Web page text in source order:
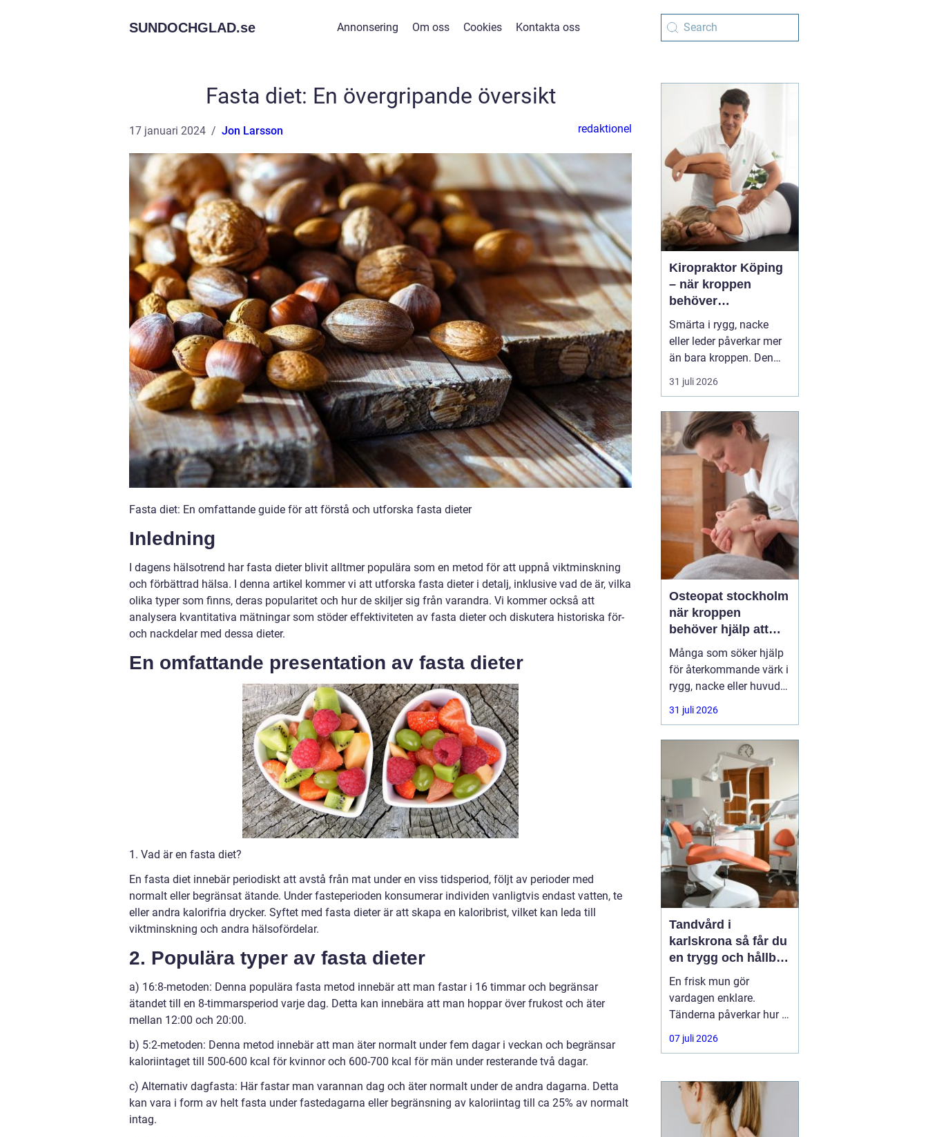
SUNDOCHGLAD.se Annonsering Om oss Cookies Kontakta oss
Fasta diet: En övergripande översikt
17 januari 2024 Jon Larsson redaktionel
Fasta diet: En omfattande guide för att förstå och utforska fasta dieter
Inledning
I dagens hälsotrend har fasta dieter blivit alltmer populära som en metod för att uppnå viktminskning
och förbättrad hälsa. I denna artikel kommer vi att utforska fasta dieter i detalj, inklusive vad de är, vilka
olika typer som finns, deras popularitet och hur de skiljer sig från varandra. Vi kommer också att
analysera kvantitativa mätningar som stöder effektiviteten av fasta dieter och diskutera historiska för-
och nackdelar med dessa dieter.
En omfattande presentation av fasta dieter
1. Vad är en fasta diet?
En fasta diet innebär periodiskt att avstå från mat under en viss tidsperiod, följt av perioder med
normalt eller begränsat ätande. Under fasteperioden konsumerar individen vanligtvis endast vatten, te
eller andra kalorifria drycker. Syftet med fasta dieter är att skapa en kaloribrist, vilket kan leda till
viktminskning och andra hälsofördelar.
2. Populära typer av fasta dieter
a) 16:8-metoden: Denna populära fasta metod innebär att man fastar i 16 timmar och begränsar
ätandet till en 8-timmarsperiod varje dag. Detta kan innebära att man hoppar över frukost och äter
mellan 12:00 och 20:00.
b) 5:2-metoden: Denna metod innebär att man äter normalt under fem dagar i veckan och begränsar
kaloriintaget till 500-600 kcal för kvinnor och 600-700 kcal för män under resterande två dagar.
c) Alternativ dagfasta: Här fastar man varannan dag och äter normalt under de andra dagarna. Detta
kan vara i form av helt fasta under fastedagarna eller begränsning av kaloriintag till ca 25% av normalt
intag.
Kiropraktor Köping
– när kroppen
behöver
professionell hjälp
Smärta i rygg, nacke
eller leder påverkar mer
än bara kroppen. Den
kan störa sömnen, göra
det svårt att koncentrera
sådant som arbete,
träning och vardagliga
sysslor. M...
31 juli 2026
Osteopat stockholm
när kroppen
behöver hjälp att
hitta balans
Många som söker hjälp
för återkommande värk i
rygg, nacke eller huvud
har redan provat både
träning, vila och
besvären släpper. Där
någonstans uppstår ofta
intresset för osteopati.
31 juli 2026
Tandvård i
karlskrona så får du
en trygg och hållbar
munhälsa
En frisk mun gör
vardagen enklare.
Tänderna påverkar hur vi
äter, hur vi pratar och hur
trygga vi känner oss i
människor sökerefter
tandvård Karlskrona
handlar
07 juli 2026